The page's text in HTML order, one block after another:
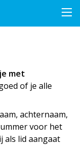
met
of je alle
achternaam,
voor het
als lid aangaat